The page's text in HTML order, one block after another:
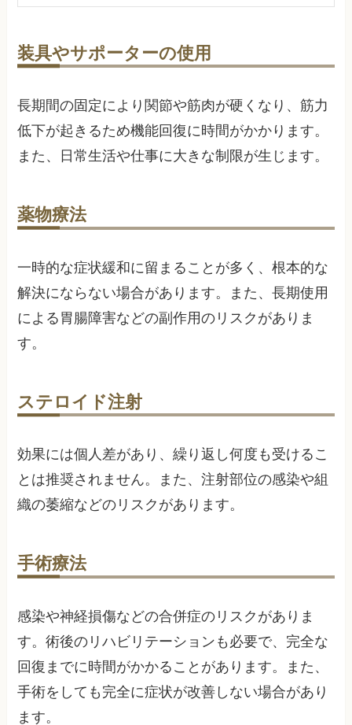
装具やサポーターの使用
長期間の固定により関節や筋肉が硬くなり、筋力
低下が起きるため機能回復に時間がかかります。
また、日常生活や仕事に大きな制限が生じます。
薬物療法
一時的な症状緩和に留まることが多く、根本的な
解決にならない場合があります。また、長期使用
による胃腸障害などの副作用のリスクがありま
す。
ステロイド注射
効果には個人差があり、繰り返し何度も受けるこ
とは推奨されません。また、注射部位の感染や組
織の萎縮などのリスクがあります。
手術療法
感染や神経損傷などの合併症のリスクがありま
す。術後のリハビリテーションも必要で、完全な
回復までに時間がかかることがあります。また、
手術をしても完全に症状が改善しない場合があり
ます。